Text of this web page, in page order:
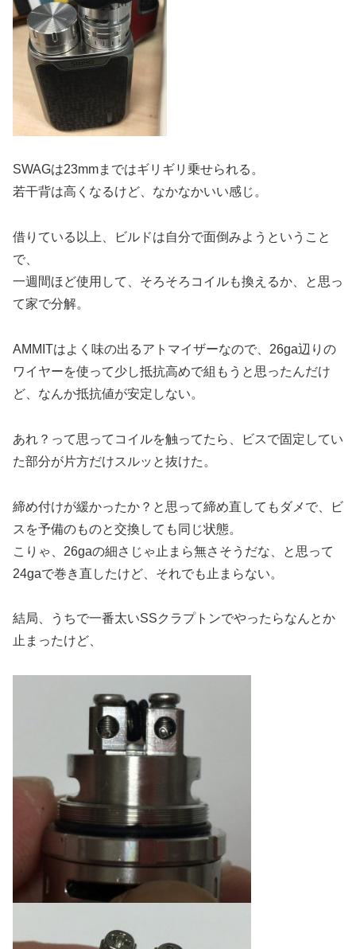
SWAGは23mmまではギリギリ乗せられる。
若干背は高くなるけど、なかなかいい感じ。
借りている以上、ビルドは自分で面倒みようということ
で、
一週間ほど使用して、そろそろコイルも換えるか、と思っ
て家で分解。
AMMITはよく味の出るアトマイザーなので、26ga辺りの
ワイヤーを使って少し抵抗高めで組もうと思ったんだけ
ど、なんか抵抗値が安定しない。
あれ？って思ってコイルを触ってたら、ビスで固定してい
た部分が片方だけスルッと抜けた。
締め付けが緩かったか？と思って締め直してもダメで、ビ
スを予備のものと交換しても同じ状態。
こりゃ、26gaの細さじゃ止まら無さそうだな、と思って
24gaで巻き直したけど、それでも止まらない。
結局、うちで一番太いSSクラプトンでやったらなんとか
止まったけど、